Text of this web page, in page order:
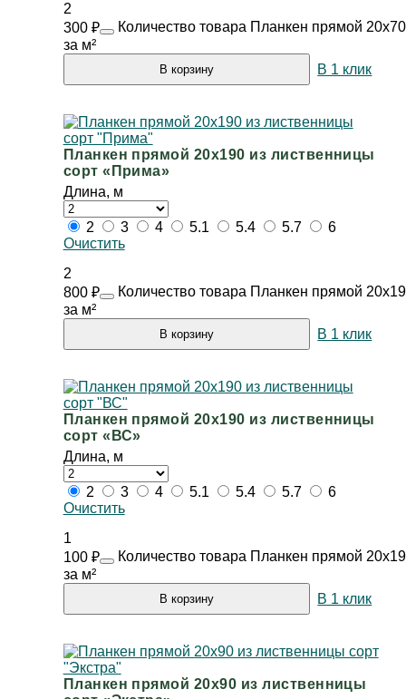
2
300 ₽
за м²
Количество товара Планкен прямой
В корзину В 1 клик
Планкен прямой 20х190 из лиственницы
сорт «Прима»
Длина, м
2 3 4 5.1 5.4 5.7
6
Очистить
2
800 ₽
за м²
Количество товара Планкен прямой
В корзину В 1 клик
Планкен прямой 20х190 из лиственницы
сорт «ВС»
Длина, м
2 3 4 5.1 5.4 5.7
6
Очистить
1
100 ₽
за м²
Количество товара Планкен прямой
В корзину В 1 клик
Планкен прямой 20х90 из лиственницы